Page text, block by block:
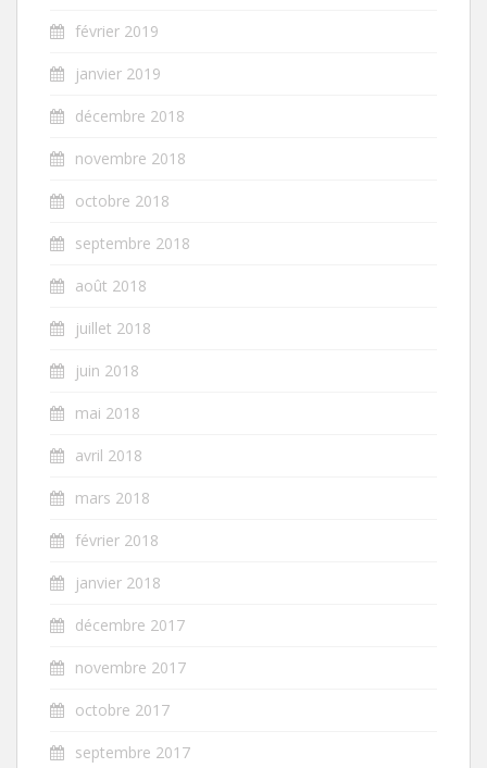
février 2019
janvier 2019
décembre 2018
novembre 2018
octobre 2018
septembre 2018
août 2018
juillet 2018
juin 2018
mai 2018
avril 2018
mars 2018
février 2018
janvier 2018
décembre 2017
novembre 2017
octobre 2017
septembre 2017